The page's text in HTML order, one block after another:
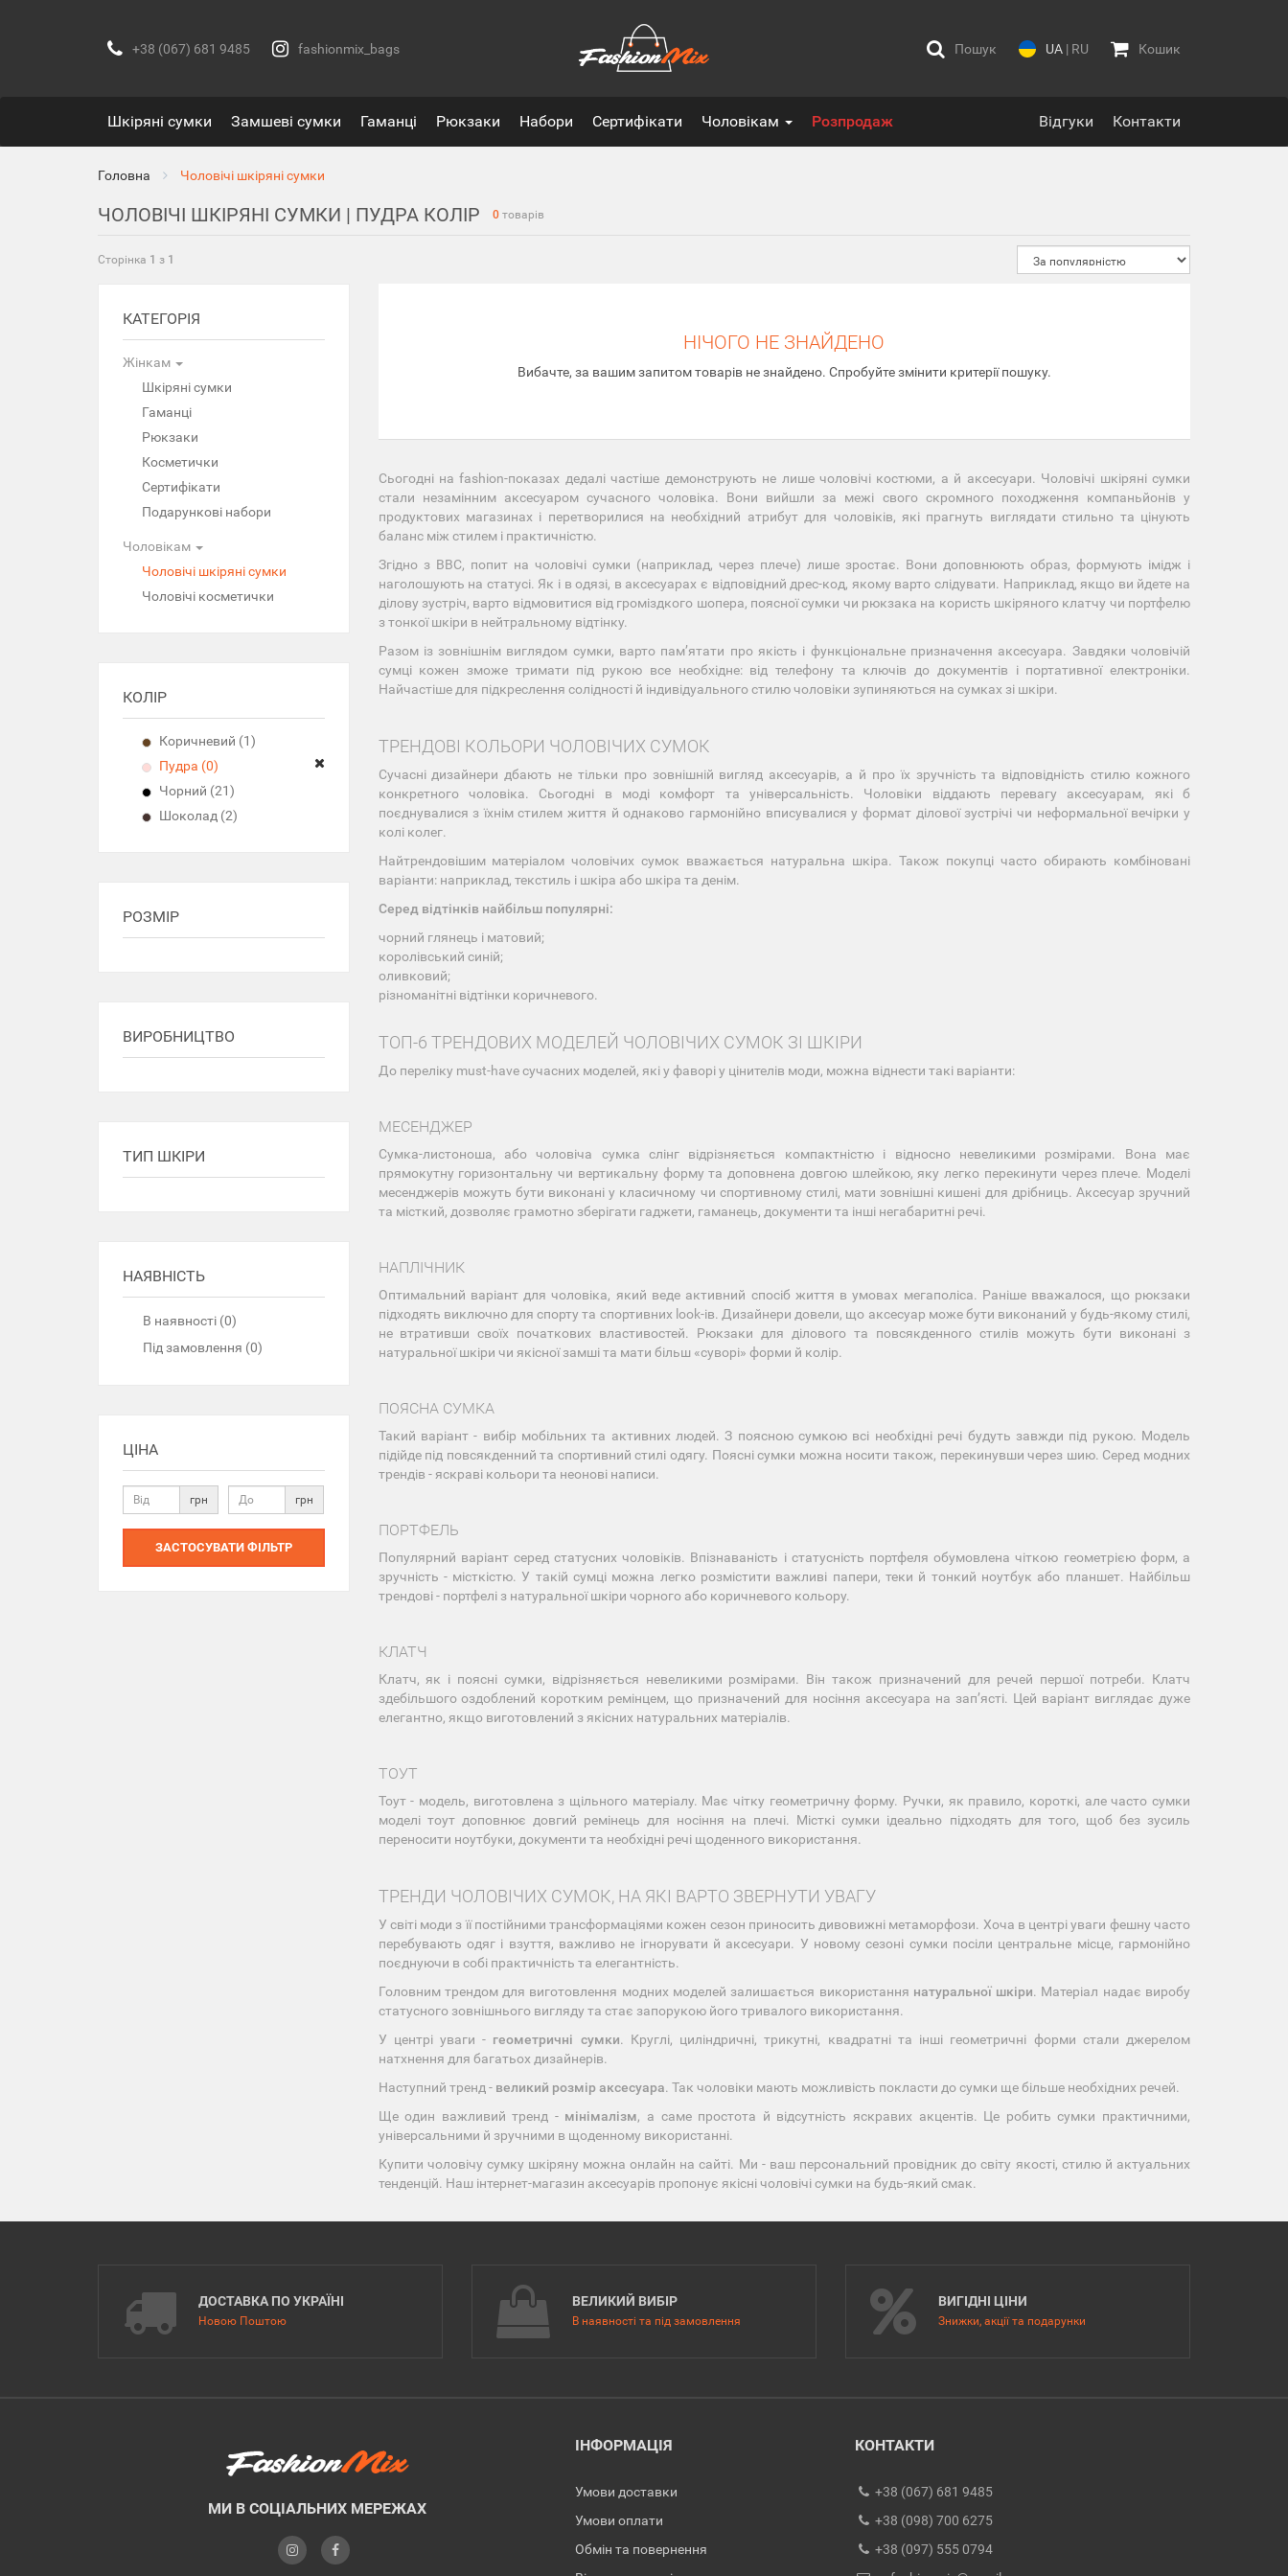
+38 (067) 681 9485 fashionmix_bags Пошук UA | RU Кошик
Шкіряні сумки Замшеві сумки Гаманці Рюкзаки Набори Сертифікати Чоловікам Розпродаж Відгуки Контакти
Головна Чоловічі шкіряні сумки
ЧОЛОВІЧІ ШКІРЯНІ СУМКИ | ПУДРА КОЛІР 0 товарів
Сторінка 1 з 1
КАТЕГОРІЯ
Жінкам
Шкіряні сумки
Гаманці
Рюкзаки
Косметички
Сертифікати
Подарункові набори
Чоловікам
Чоловічі шкіряні сумки
Чоловічі косметички
КОЛІР
Коричневий (1)
Пудра (0)
Чорний (21)
Шоколад (2)
РОЗМІР
ВИРОБНИЦТВО
ТИП ШКІРИ
НАЯВНІСТЬ
В наявності (0)
Під замовлення (0)
ЦІНА
грн грн
ЗАСТОСУВАТИ ФІЛЬТР
НІЧОГО НЕ ЗНАЙДЕНО
Вибачте, за вашим запитом товарів не знайдено. Спробуйте змінити критерії пошуку.
Сьогодні на fashion-показах дедалі частіше демонструють не лише чоловічі костюми, а й аксесуари. Чоловічі шкіряні сумки
стали незамінним аксесуаром сучасного чоловіка. Вони вийшли за межі свого скромного походження компаньйонів у
продуктових магазинах і перетворилися на необхідний атрибут для чоловіків, які прагнуть виглядати стильно та цінують
баланс між стилем і практичністю.
Згідно з BBC, попит на чоловічі сумки (наприклад, через плече) лише зростає. Вони доповнюють образ, формують імідж і
наголошують на статусі. Як і в одязі, в аксесуарах є відповідний дрес-код, якому варто слідувати. Наприклад, якщо ви йдете на
ділову зустріч, варто відмовитися від громіздкого шопера, поясної сумки чи рюкзака на користь шкіряного клатчу чи портфелю
з тонкої шкіри в нейтральному відтінку.
Разом із зовнішнім виглядом сумки, варто памʼятати про якість і функціональне призначення аксесуара. Завдяки чоловічій
сумці кожен зможе тримати під рукою все необхідне: від телефону та ключів до документів і портативної електроніки.
Найчастіше для підкреслення солідності й індивідуального стилю чоловіки зупиняються на сумках зі шкіри.
ТРЕНДОВІ КОЛЬОРИ ЧОЛОВІЧИХ СУМОК
Сучасні дизайнери дбають не тільки про зовнішній вигляд аксесуарів, а й про їх зручність та відповідність стилю кожного
конкретного чоловіка. Сьогодні в моді комфорт та універсальність. Чоловіки віддають перевагу аксесуарам, які б
поєднувалися з їхнім стилем життя й однаково гармонійно вписувалися у формат ділової зустрічі чи неформальної вечірки у
колі колег.
Найтрендовішим матеріалом чоловічих сумок вважається натуральна шкіра. Також покупці часто обирають комбіновані
варіанти: наприклад, текстиль і шкіра або шкіра та денім.
Серед відтінків найбільш популярні:
чорний глянець і матовий;
королівський синій;
оливковий;
різноманітні відтінки коричневого.
ТОП-6 ТРЕНДОВИХ МОДЕЛЕЙ ЧОЛОВІЧИХ СУМОК ЗІ ШКІРИ
До переліку must-have сучасних моделей, які у фаворі у цінителів моди, можна віднести такі варіанти:
МЕСЕНДЖЕР
Сумка-листоноша, або чоловіча сумка слінг відрізняється компактністю і відносно невеликими розмірами. Вона має
прямокутну горизонтальну чи вертикальну форму та доповнена довгою шлейкою, яку легко перекинути через плече. Моделі
месенджерів можуть бути виконані у класичному чи спортивному стилі, мати зовнішні кишені для дрібниць. Аксесуар зручний
та місткий, дозволяє грамотно зберігати гаджети, гаманець, документи та інші негабаритні речі.
НАПЛІЧНИК
Оптимальний варіант для чоловіка, який веде активний спосіб життя в умовах мегаполіса. Раніше вважалося, що рюкзаки
підходять виключно для спорту та спортивних look-ів. Дизайнери довели, що аксесуар може бути виконаний у будь-якому стилі,
не втративши своїх початкових властивостей. Рюкзаки для ділового та повсякденного стилів можуть бути виконані з
натуральної шкіри чи якісної замші та мати більш «суворі» форми й колір.
ПОЯСНА СУМКА
Такий варіант - вибір мобільних та активних людей. З поясною сумкою всі необхідні речі будуть завжди під рукою. Модель
підійде під повсякденний та спортивний стилі одягу. Поясні сумки можна носити також, перекинувши через шию. Серед модних
трендів - яскраві кольори та неонові написи.
ПОРТФЕЛЬ
Популярний варіант серед статусних чоловіків. Впізнаваність і статусність портфеля обумовлена чіткою геометрією форм, а
зручність - місткістю. У такій сумці можна легко розмістити важливі папери, теки й тонкий ноутбук або планшет. Найбільш
трендові - портфелі з натуральної шкіри чорного або коричневого кольору.
КЛАТЧ
Клатч, як і поясні сумки, відрізняється невеликими розмірами. Він також призначений для речей першої потреби. Клатч
здебільшого оздоблений коротким ремінцем, що призначений для носіння аксесуара на запʼясті. Цей варіант виглядає дуже
елегантно, якщо виготовлений з якісних натуральних матеріалів.
ТОУТ
Тоут - модель, виготовлена з щільного матеріалу. Має чітку геометричну форму. Ручки, як правило, короткі, але часто сумки
моделі тоут доповнює довгий ремінець для носіння на плечі. Місткі сумки ідеально підходять для того, щоб без зусиль
переносити ноутбуки, документи та необхідні речі щоденного використання.
ТРЕНДИ ЧОЛОВІЧИХ СУМОК, НА ЯКІ ВАРТО ЗВЕРНУТИ УВАГУ
У світі моди з її постійними трансформаціями кожен сезон приносить дивовижні метаморфози. Хоча в центрі уваги фешну часто
перебувають одяг і взуття, важливо не ігнорувати й аксесуари. У новому сезоні сумки посіли центральне місце, гармонійно
поєднуючи в собі практичність та елегантність.
Головним трендом для виготовлення модних моделей залишається використання натуральної шкіри. Матеріал надає виробу
статусного зовнішнього вигляду та стає запорукою його тривалого використання.
У центрі уваги - геометричні сумки. Круглі, циліндричні, трикутні, квадратні та інші геометричні форми стали джерелом
натхнення для багатьох дизайнерів.
Наступний тренд - великий розмір аксесуара. Так чоловіки мають можливість покласти до сумки ще більше необхідних речей.
Ще один важливий тренд - мінімалізм, а саме простота й відсутність яскравих акцентів. Це робить сумки практичними,
універсальними й зручними в щоденному використанні.
Купити чоловічу сумку шкіряну можна онлайн на сайті. Ми - ваш персональний провідник до світу якості, стилю й актуальних
тенденцій. Наш інтернет-магазин аксесуарів пропонує якісні чоловічі сумки на будь-який смак.
ДОСТАВКА ПО УКРАЇНІ
Новою Поштою
ВЕЛИКИЙ ВИБІР
В наявності та під замовлення
ВИГІДНІ ЦІНИ
Знижки, акції та подарунки
МИ В СОЦІАЛЬНИХ МЕРЕЖАХ
ІНФОРМАЦІЯ
Умови доставки
Умови оплати
Обмін та повернення
КОНТАКТИ
+38 (067) 681 9485
+38 (098) 700 6275
+38 (097) 555 0794